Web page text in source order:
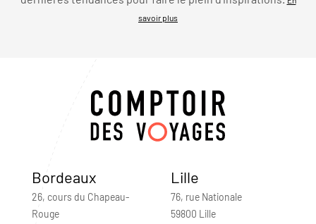
savoir plus
Bordeaux
26, cours du Chapeau-
Rouge
Lille
76, rue Nationale
59800 Lille